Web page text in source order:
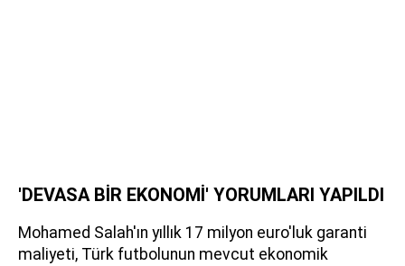
'DEVASA BİR EKONOMİ' YORUMLARI YAPILDI
Mohamed Salah'ın yıllık 17 milyon euro'luk garanti
maliyeti, Türk futbolunun mevcut ekonomik